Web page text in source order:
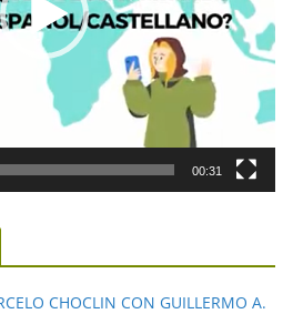
00:31
CHOCLIN CON GUILLERMO A.